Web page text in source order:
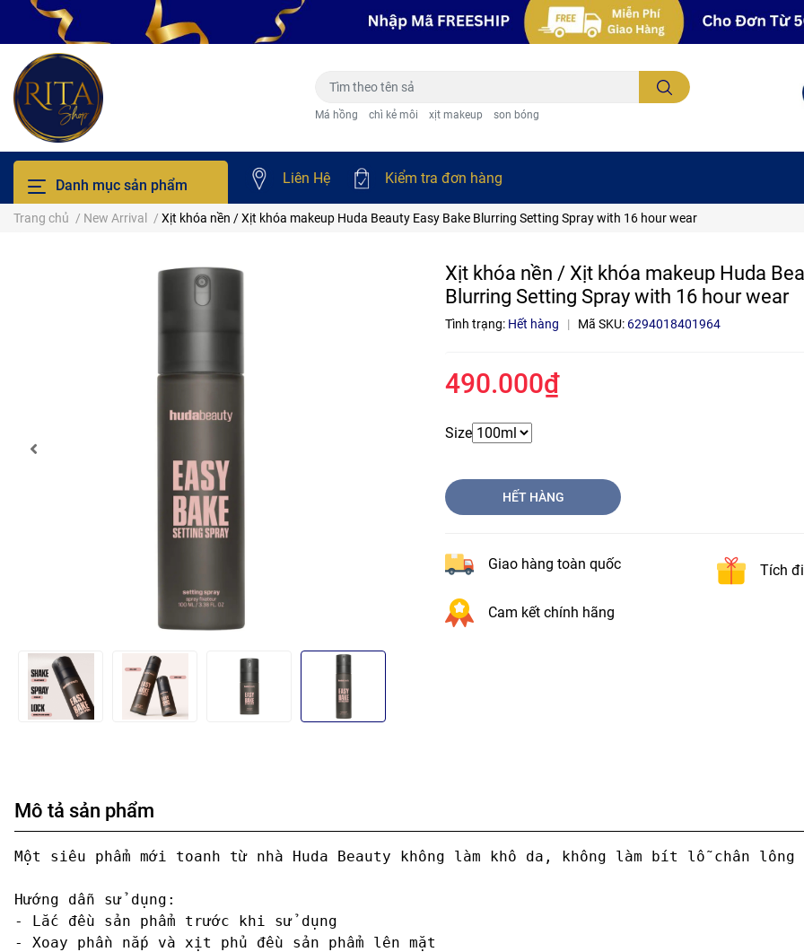
Má hồng chì kẻ môi xịt makeup son bóng
Danh mục sản phẩm Liên Hệ Kiểm tra đơn hàng
Trang chủ / New Arrival / Xịt khóa nền / Xịt khóa makeup Huda Beauty Easy Bake Blurring Setting Spray with 16 hour wear
Xịt khóa nền / Xịt khóa makeup Huda
Blurring Setting Spray with 16 hour wear
Tình trạng: Hết hàng | Mã SKU: 6294018401964
490.000₫
Size
HẾT HÀNG
Giao hàng toàn quốc Tích
Cam kết chính hãng
Mô tả sản phẩm
Một siêu phẩm mới toanh từ nhà Huda Beauty không làm khô da, không làm bít lỗ chân
Hướng dẫn sử dụng:
- Lắc đều sản phẩm trước khi sử dụng
- Xoay phần nắp và xịt phủ đều sản phẩm lên mặt